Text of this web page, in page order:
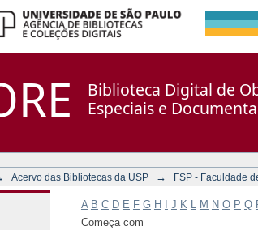
Biblioteca Digital de
Especiais e
Acervo das Bibliotecas da USP → FSP - Faculdade
A B C D E F G H J K M N O P Q
Começa com